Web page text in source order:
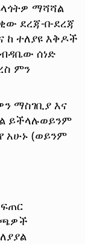
ማሻሻል
ደረጃ-በ-ደረጃ
ተለያዩ እቅዶች
ሰነድ
ምን
ማስገቢያ እና
ይችላሉወይንም
አሁኑ (ወይንም